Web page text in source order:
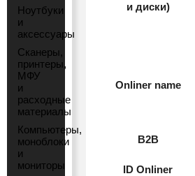
Ноутбуки
и
аксессуары
Сканеры,
принтеры,
МФУ
и
расходные
материалы
Компьютеры,
моноблоки
и
мониторы
и диски)
Onliner name
B2B
ID Onliner